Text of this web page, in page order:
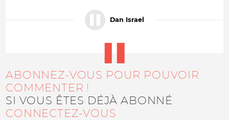
Dan Israel
ABONNEZ-VOUS POUR POUVOIR
COMMENTER !
SI VOUS ÊTES DÉJÀ ABONNÉ
CONNECTEZ-VOUS